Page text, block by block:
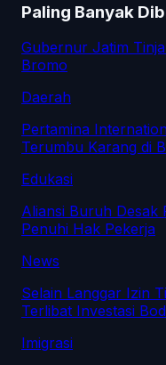
Paling Banyak
Gubernur Jatim
Bromo
Daerah
Pertamina
Terumbu Karang di
Edukasi
Aliansi Buruh Desak
Penuhi Hak Pekerja
News
Selain Langgar Izin
Terlibat Investasi
Imigrasi